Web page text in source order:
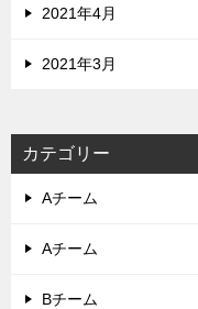
2021年4月
2021年3月
カテゴリー
Aチーム
Aチーム
Bチーム